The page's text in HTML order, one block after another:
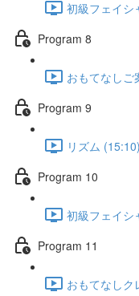
初級フェイシ
Program 8
おもてなしご
Program 9
リズム (15:10)
Program 10
初級フェイシ
Program 11
おもてなしク